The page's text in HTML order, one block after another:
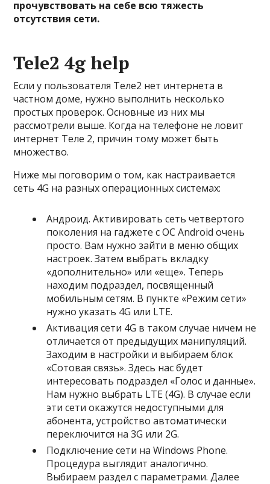
прочувствовать на себе всю тяжесть
отсутствия сети.
Tele2 4g help
Если у пользователя Теле2 нет интернета в
частном доме, нужно выполнить несколько
простых проверок. Основные из них мы
рассмотрели выше. Когда на телефоне не ловит
интернет Теле 2, причин тому может быть
множество.
Ниже мы поговорим о том, как настраивается
сеть 4G на разных операционных системах:
Андроид. Активировать сеть четвертого
поколения на гаджете с ОС Android очень
просто. Вам нужно зайти в меню общих
настроек. Затем выбрать вкладку
«дополнительно» или «еще». Теперь
находим подраздел, посвященный
мобильным сетям. В пункте «Режим сети»
нужно указать 4G или LTE.
Активация сети 4G в таком случае ничем не
отличается от предыдущих манипуляций.
Заходим в настройки и выбираем блок
«Сотовая связь». Здесь нас будет
интересовать подраздел «Голос и данные».
Нам нужно выбрать LTE (4G). В случае если
эти сети окажутся недоступными для
абонента, устройство автоматически
переключится на 3G или 2G.
Подключение сети на Windows Phone.
Процедура выглядит аналогично.
Выбираем раздел с параметрами. Далее